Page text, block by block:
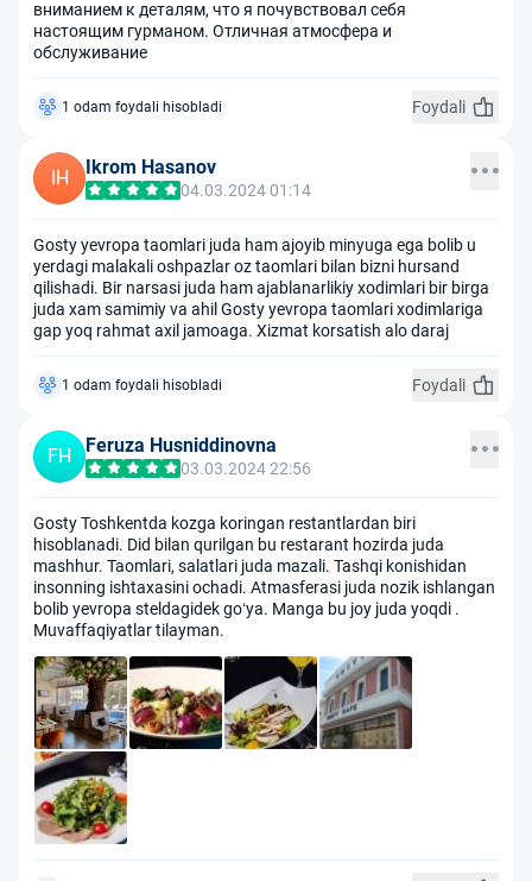
вниманием к деталям, что я почувствовал себя
настоящим гурманом. Отличная атмосфера и
обслуживание
Foydali
1 odam foydali hisobladi
IH Ikrom Hasanov
04.03.2024 01:14
Gosty yevropa taomlari juda ham ajoyib minyuga ega bolib u
yerdagi malakali oshpazlar oz taomlari bilan bizni hursand
qilishadi. Bir narsasi juda ham ajablanarlikiy xodimlari bir birga
juda xam samimiy va ahil Gosty yevropa taomlari xodimlariga
gap yoq rahmat axil jamoaga. Xizmat korsatish alo daraj
Foydali
1 odam foydali hisobladi
FH Feruza Husniddinovna
03.03.2024 22:56
Gosty Toshkentda kozga koringan restantlardan biri
hisoblanadi. Did bilan qurilgan bu restarant hozirda juda
mashhur. Taomlari, salatlari juda mazali. Tashqi konishidan
insonning ishtaxasini ochadi. Atmasferasi juda nozik ishlangan
bolib yevropa steldagidek go‘ya. Manga bu joy juda yoqdi .
Muvaffaqiyatlar tilayman.